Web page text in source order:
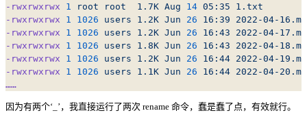
-rwxrwxrwx 1 root root
  1.7K
Aug 14 05:35 1.txt
-rwxrwxrwx 1 1026 users 1.2K Jun 26 16:39 2022-04-16.md
-rwxrwxrwx 1 1026 users 1.2K Jun 26 16:43 2022-04-17.md
-rwxrwxrwx 1 1026 users 1.8K Jun 26 16:43 2022-04-18.md
-rwxrwxrwx 1 1026 users 1.2K Jun 26 16:44 2022-04-19.md
-rwxrwxrwx 1 1026 users 1.1K Jun 26 16:44 2022-04-20.md
……
因为有两个‘_’，我直接运行了两次 rename 命令，蠢是蠢了点，有效就行。